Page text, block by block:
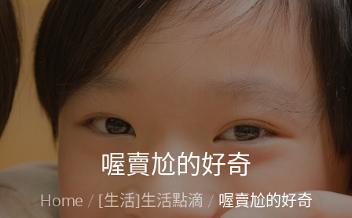
喔賣尬的好奇
Home [生活]生活點滴 喔賣尬的好奇